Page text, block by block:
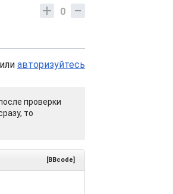
0
или авторизуйтесь
проверки
то
[BBcode]